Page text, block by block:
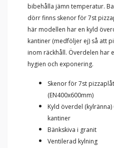
bibehålla jämn temperatur.
dörr finns skenor för 7st
här modellen har en kyld
kantiner (medföljer ej) så att
inom räckhåll. Överdelen har
hygien och exponering.
Skenor för 7st
(EN400x600mm)
Kyld överdel (kylränna)
kantiner
Bänkskiva i granit
Ventilerad kylning